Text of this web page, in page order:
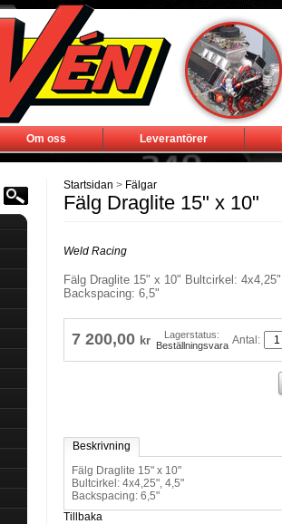
Om oss Leverantörer
Startsidan > Fälgar
Fälg Draglite 15" x 10"
Weld Racing
Fälg Draglite 15" x 10" Bultcirkel:
Backspacing: 6,5"
7 200,00 kr
Lagerstatus:
Beställningsvara Antal:
Beskrivning
Fälg Draglite 15" x 10"
Bultcirkel: 4x4,25", 4,5"
Backspacing: 6,5"
Tillbaka